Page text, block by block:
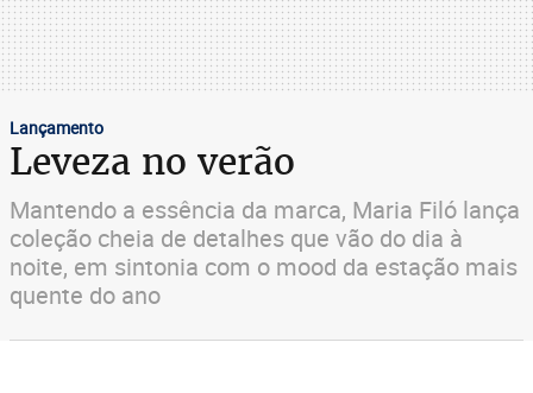
Lançamento
Leveza no verão
Mantendo a essência da marca, Maria Filó lança
coleção cheia de detalhes que vão do dia à
noite, em sintonia com o mood da estação mais
quente do ano